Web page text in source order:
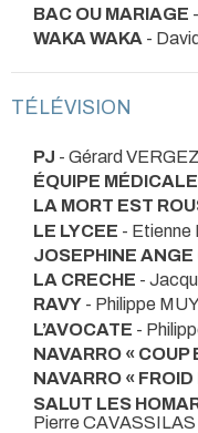
BAC OU MARIAGE
WAKA WAKA -
TÉLÉVISION
PJ - Gérard VERGEZ
ÉQUIPE
LA MORT EST
LE LYCEE -
JOSEPHINE ANGE
LA CRECHE -
RAVY - Philippe
L’AVOCATE -
NAVARRO « COUP
NAVARRO «
SALUT LES
Pierre CAVASSILAS